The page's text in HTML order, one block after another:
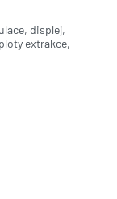
displej,
extrakce,